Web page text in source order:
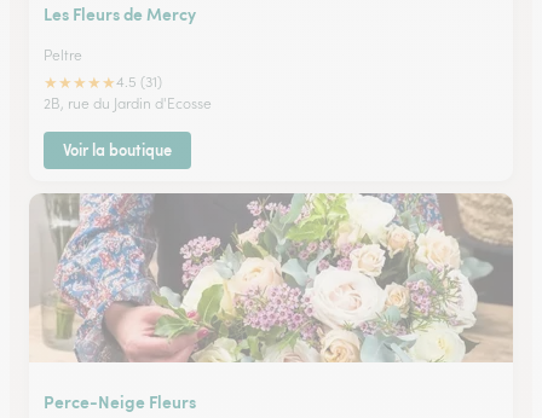
Les Fleurs de Mercy
Peltre
★★★★★4.5 (31)
2B, rue du Jardin d'Ecosse
Voir la boutique
Perce-Neige Fleurs